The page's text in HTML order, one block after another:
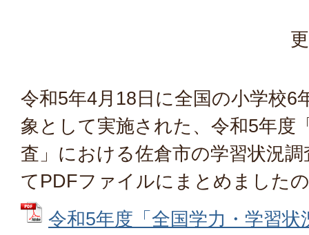
令和5年4月18日に全国の小学校6
象として実施された、令和5年度
査」における佐倉市の学習状況
てPDFファイルにまとめました
令和5年度「全国学力・学習